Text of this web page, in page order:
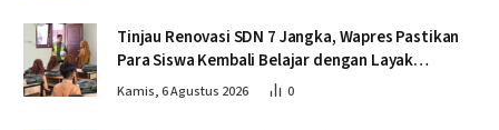
Tinjau Renovasi SDN 7 Jangka, Wapres Pastikan
Para Siswa Kembali Belajar dengan Layak
Pascabencana
Kamis, 6 Agustus 2026 0